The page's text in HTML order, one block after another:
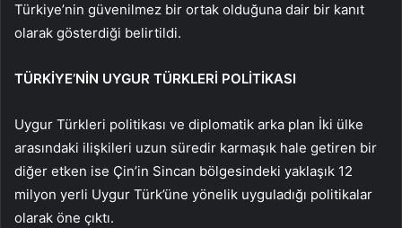
Türkiye’nin güvenilmez bir ortak olduğuna dair bir kanıt
olarak gösterdiği belirtildi.
TÜRKİYE’NİN UYGUR TÜRKLERİ POLİTİKASI
Uygur Türkleri politikası ve diplomatik arka plan İki ülke
arasındaki ilişkileri uzun süredir karmaşık hale getiren bir
diğer etken ise Çin’in Sincan bölgesindeki yaklaşık 12
milyon yerli Uygur Türk’üne yönelik uyguladığı politikalar
olarak öne çıktı.